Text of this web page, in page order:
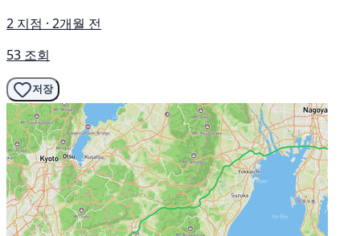
2 지점 · 2개월 전
53 조회
저장